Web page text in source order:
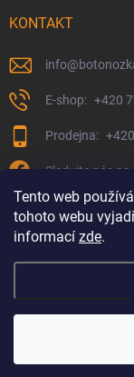
Tento web
tohoto webu
informací zde.
KONTAKT
info@
+420
Sledujte nás